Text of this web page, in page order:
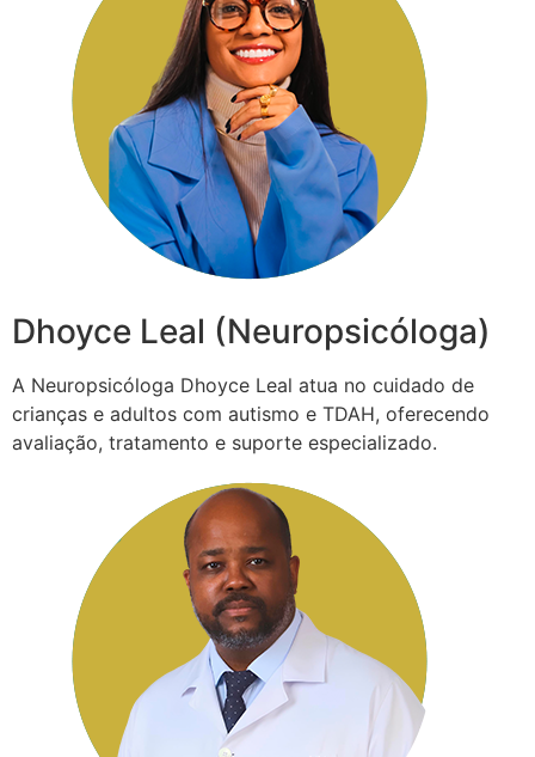
Dhoyce Leal (Neuropsicóloga)
A Neuropsicóloga Dhoyce Leal atua no cuidado de
crianças e adultos com autismo e TDAH, oferecendo
avaliação, tratamento e suporte especializado.